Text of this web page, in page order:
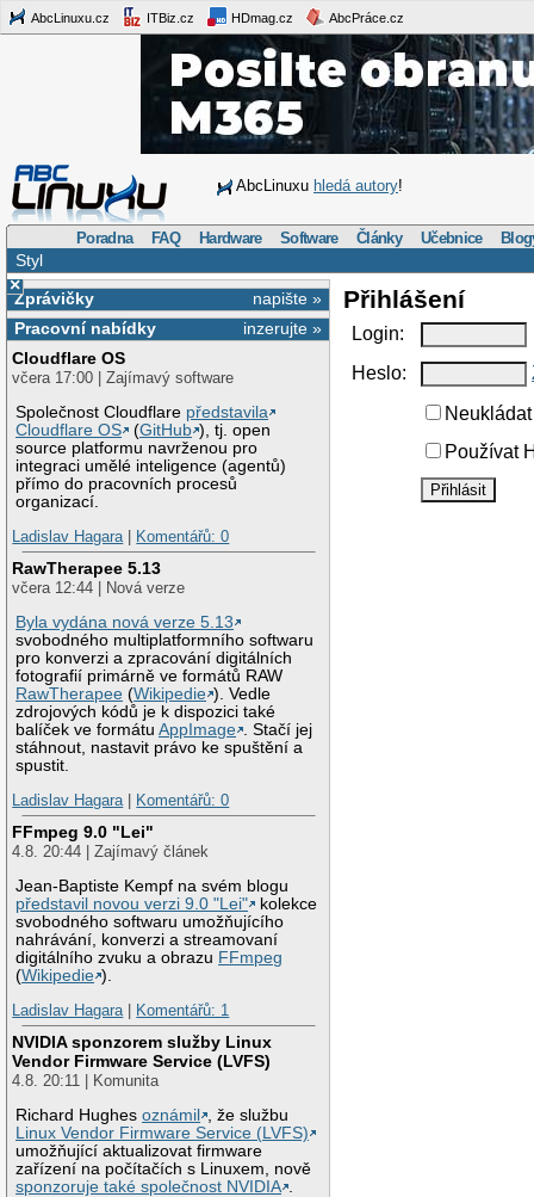
AbcLinuxu.cz ITBiz.cz HDmag.cz AbcPráce.cz
AbcLinuxu hledá autory!
Poradna FAQ Hardware Software Články Učebnice
Styl
×
napište »
Zprávičky
inzerujte »
Pracovní nabídky
Cloudflare OS
včera 17:00 | Zajímavý software
Společnost Cloudflare představila
Cloudflare OS
(GitHub ), tj. open
source platformu navrženou pro
integraci umělé inteligence (agentů)
přímo do pracovních procesů
organizací.
Ladislav Hagara| Komentářů: 0
RawTherapee 5.13
včera 12:44 | Nová verze
Byla vydána nová verze 5.13
svobodného multiplatformního softwaru
pro konverzi a zpracování digitálních
fotografií primárně ve formátů RAW
RawTherapee (Wikipedie ). Vedle
zdrojových kódů je k dispozici také
balíček ve formátuAppImage
. Stačí jej
stáhnout, nastavit právo ke spuštění a
spustit.
Ladislav Hagara| Komentářů: 0
FFmpeg 9.0 "Lei"
4.8. 20:44 | Zajímavý článek
Jean-Baptiste Kempf na svém blogu
představil novou verzi 9.0 "Lei"
kolekce
svobodného softwaru umožňujícího
nahrávání, konverzi a streamovaní
digitálního zvuku a obrazu FFmpeg
(Wikipedie ).
Ladislav Hagara| Komentářů: 1
NVIDIA sponzorem služby Linux
Vendor Firmware Service (LVFS)
4.8. 20:11 | Komunita
Richard Hughesoznámil
, že službu
Linux Vendor Firmware Service (LVFS)
umožňující aktualizovat firmware
zařízení na počítačích s Linuxem, nově
sponzoruje také společnost NVIDIA
Přihlášení
Login:
Heslo:
Používat